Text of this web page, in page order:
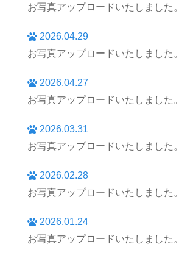
お写真アップロードいたしました。
2026.04.29
お写真アップロードいたしました。
2026.04.27
お写真アップロードいたしました。
2026.03.31
お写真アップロードいたしました。
2026.02.28
お写真アップロードいたしました。
2026.01.24
お写真アップロードいたしました。